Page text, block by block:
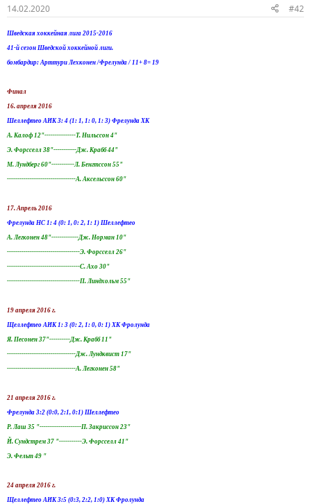
14.02.2020 #42
Шведская хоккейная лига 2015-2016
41-й сезон Шведской хоккейной лиги.
бомбардир: Арттури Лехконен /Фрелунда / 11+ 8= 19
Финал
16. апреля 2016
Шеллефтео АИК 3: 4 (1: 1, 1: 0, 1: 3) Фрелунда ХК
А. Калоф 12"---------------Т. Нильссон 4"
Э. Форсселл 38"-----------Дж. Крабб 44"
М. Лундберг 60"-----------Л. Бенгтссон 55"
---------------------------------А. Аксельссон 60"
17. Апрель 2016
Фрелунда HC 1: 4 (0: 1, 0: 2, 1: 1) Шеллефтео
А. Легконен 48"-------------Дж. Норман 10"
-----------------------------------Э. Форсселл 26"
-----------------------------------С. Ахо 30"
-----------------------------------П. Линдхольм 55"
19 апреля 2016 г.
Щеллефтео АИК 1: 3 (0: 2, 1: 0, 0: 1) ХК Фролунда
Я. Песонен 37"----------Дж. Крабб 11"
---------------------------------Дж. Лундквист 17"
---------------------------------А. Легконен 58"
21 апреля 2016 г.
Фрелунда 3:2 (0:0, 2:1, 0:1) Шеллефтео
Р. Лаш 35 "--------------------П. Закриссон 23"
Й. Сундстрем 37 "-----------Э. Форсселл 41"
Э. Фельт 49 "
24 апреля 2016 г.
Щеллефтео АИК 3:5 (0:3, 2:2, 1:0) ХК Фролунда